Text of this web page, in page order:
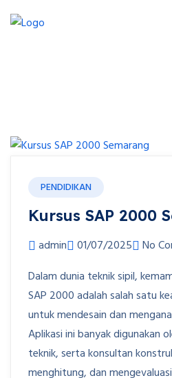
PENDIDIKAN
Kursus SAP 2000
admin 01/07/2025
No
Dalam dunia teknik sipil,
SAP 2000 adalah salah satu
untuk mendesain dan
Aplikasi ini banyak digunakan
teknik, serta konsultan
menghitung, dan